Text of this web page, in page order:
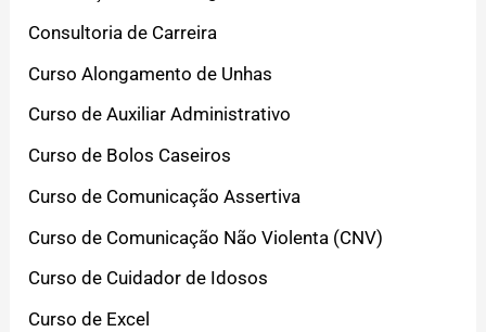
Consultoria de Carreira
Curso Alongamento de Unhas
Curso de Auxiliar Administrativo
Curso de Bolos Caseiros
Curso de Comunicação Assertiva
Curso de Comunicação Não Violenta (CNV)
Curso de Cuidador de Idosos
Curso de Excel